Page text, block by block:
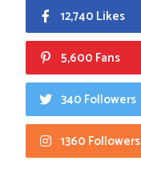
12,740 Likes
5,600 Fans
340 Followers
1360 Followers